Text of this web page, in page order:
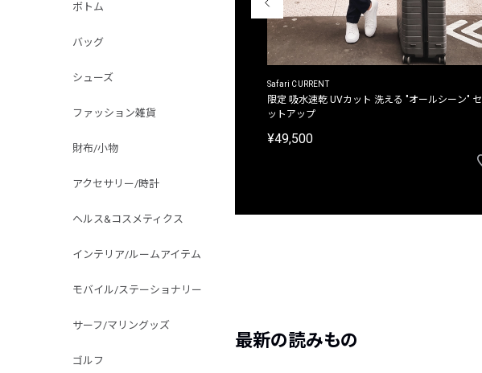
ボトム
バッグ
シューズ
ファッション雑貨
財布/小物
アクセサリー/時計
ヘルス&コスメティクス
インテリア/ルームアイテム
モバイル/ステーショナリー
サーフ/マリングッズ
ゴルフ
Safari CURRENT
限定 吸水速乾 UVカット 洗える "オールシーン" セ
ットアップ
¥49,500
最新の読みもの